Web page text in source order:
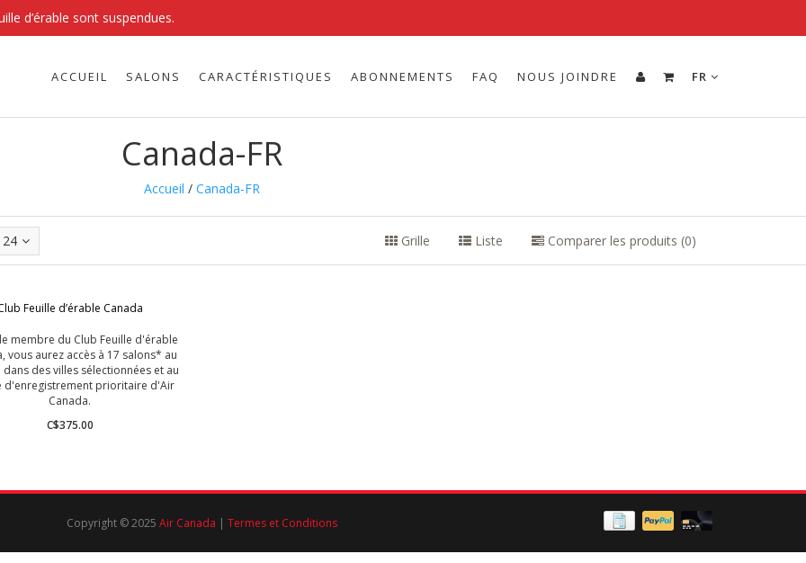
d’érable sont suspendues.
ACCUEIL SALONS CARACTÉRISTIQUES ABONNEMENTS FAQ NOUS JOINDRE FR
Canada-FR
Accueil / Canada-FR
24 Grille Liste Comparer les produits (0)
Feuille d’érable Canada
membre du Club Feuille d'érable
vous aurez accès à 17 salons* au
dans des villes sélectionnées et au
d'enregistrement prioritaire d'Air
Canada.
C$375.00
Copyright © 2025 Air Canada | Termes et Conditions